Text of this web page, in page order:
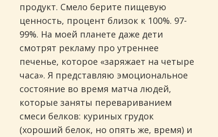
продукт. Смело берите пищевую
ценность, процент близок к 100%. 97-
99%. На моей планете даже дети
смотрят рекламу про утреннее
печенье, которое «заряжает на четыре
часа». Я представляю эмоциональное
состояние во время матча людей,
которые заняты перевариванием
смеси белков: куриных грудок
(хороший белок, но опять же, время) и